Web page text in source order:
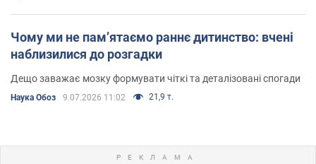
Чому ми не памʼятаємо раннє дитинство: вчені
наблизилися до розгадки
Дещо заважає мозку формувати чіткі та деталізовані спогади
Наука Обоз 9.07.2026 11:02 21,9 т.